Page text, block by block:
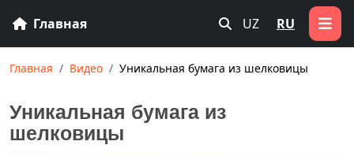
Главная UZ RU
Главная Видео Уникальная бумага из шелковицы
Уникальная бумага из
шелковицы